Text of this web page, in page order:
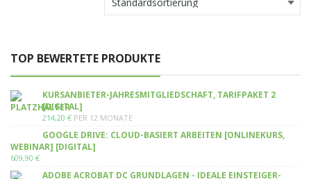
TOP BEWERTETE PRODUKTE
KURSANBIETER-JAHRESMITGLIEDSCHAFT, TARIFPAKET 2
[DIGITAL]
214,20 € PER 12 MONATE
GOOGLE DRIVE: CLOUD-BASIERT ARBEITEN [ONLINEKURS,
WEBINAR] [DIGITAL]
609,90 €
ADOBE ACROBAT DC GRUNDLAGEN - IDEALE EINSTEIGER-